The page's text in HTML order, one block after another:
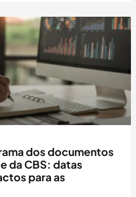
dos documentos
da CBS: datas
para as